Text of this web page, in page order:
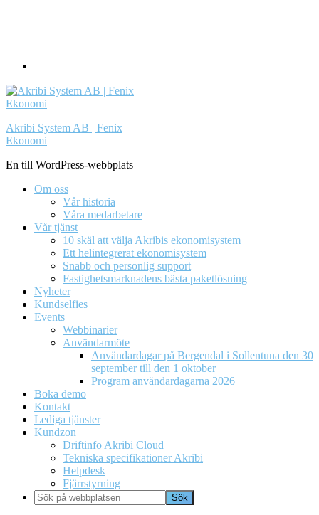
Akribi System AB | Fenix
Ekonomi
En till WordPress-webbplats
Om oss
Vår historia
Våra medarbetare
Vår tjänst
10 skäl att välja Akribis ekonomisystem
Ett helintegrerat ekonomisystem
Snabb och personlig support
Fastighetsmarknadens bästa paketlösning
Nyheter
Kundselfies
Events
Webbinarier
Användarmöte
Användardagar på Bergendal i Sollentuna den 30
september till den 1 oktober
Program användardagarna 2026
Boka demo
Kontakt
Lediga tjänster
Kundzon
Driftinfo Akribi Cloud
Tekniska specifikationer Akribi
Helpdesk
Fjärrstyrning
Sök
på